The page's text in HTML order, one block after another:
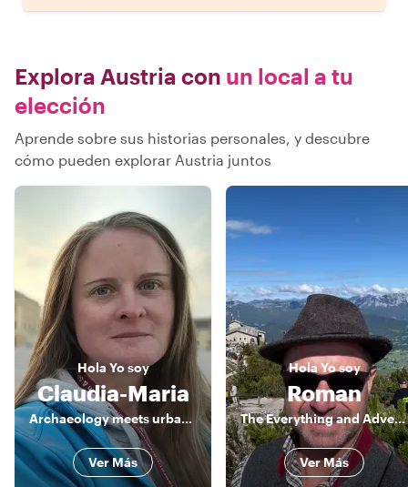
Explora Austria con un local a tu
elección
Aprende sobre sus historias personales, y descubre
cómo pueden explorar Austria juntos
Hola Yo soy
Claudia-Maria
Archaeology meets urban history
Ver Más
HolaYo soy
Roman
The Everything and Adventurous Guide
Ver Más